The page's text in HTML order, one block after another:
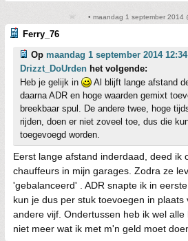
• maandag 1 september 2014
Ferry_76
Op maandag 1 september 2014 12:34
Drizzt_DoUrden het volgende:
Heb je gelijk in
Al blijft lange afstand
daarna ADR en hoge waarden gemixt
breekbaar spul. De andere twee, hoge
rijden, doen er niet zoveel toe, dus die
toegevoegd worden.
Eerst lange afstand inderdaad, deed ik
chauffeurs in mijn garages. Zodra ze
'gebalanceerd' . ADR snapte ik in
kun je dus per stuk toevoegen in plaats
andere vijf. Ondertussen heb ik wel
niet meer wat ik met m'n geld moet